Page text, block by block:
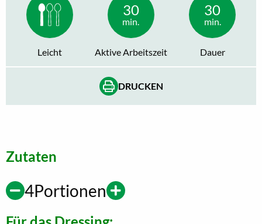
Leicht
30
min.
Aktive Arbeitszeit
30
min.
Dauer
DRUCKEN
Zutaten
4Portionen